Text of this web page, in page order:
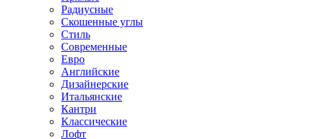
Радиусные
Скошенные углы
Стиль
Современные
Евро
Английские
Дизайнерские
Итальянские
Кантри
Классические
Лофт